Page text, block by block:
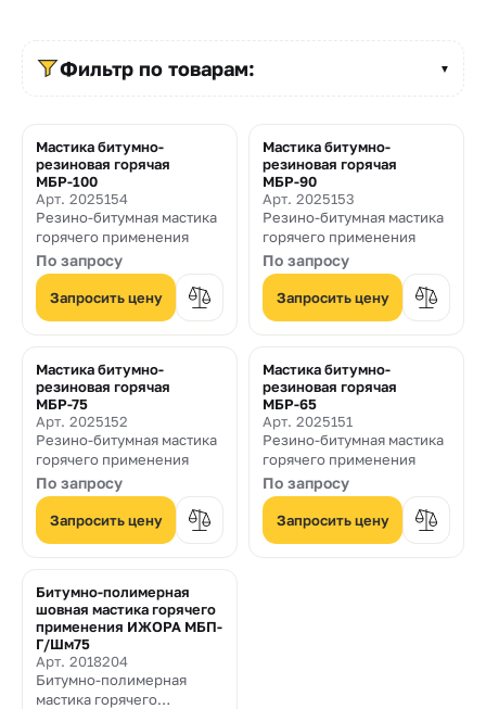
Калькуляторы
Контакты
8
800
550-
03-
50
sales@mpkm.org
Фильтр по товарам: ▼
Мастика битумно-
резиновая горячая
МБР-100
Арт. 2025154
Резино-битумная мастика
горячего применения
По запросу
Запросить цену
Мастика битумно-
резиновая горячая
МБР-90
Арт. 2025153
Резино-битумная мастика
горячего применения
По запросу
Запросить цену
Мастика битумно-
резиновая горячая
МБР-75
Арт. 2025152
Резино-битумная мастика
горячего применения
По запросу
Запросить цену
Мастика битумно-
резиновая горячая
МБР-65
Арт. 2025151
Резино-битумная мастика
горячего применения
По запросу
Запросить цену
Битумно-полимерная
шовная мастика горячего
применения ИЖОРА МБП-
Г/Шм75
Арт. 2018204
Битумно-полимерная
мастика горячего